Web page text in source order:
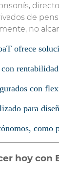
de
no
ofrece
con
para
como
hoy con